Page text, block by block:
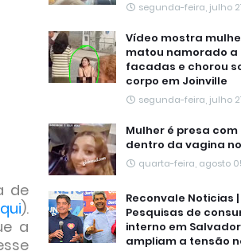
de
).
a
segunda-feira, julho
Vídeo mostra
matou namorado a
facadas e chorou
corpo em Joinville
segunda-feira, julho
Mulher é presa
dentro da vagina
quarta-feira, agosto
Reconvale Noticias |
Pesquisas de
interno em Salvador
ampliam a tensão